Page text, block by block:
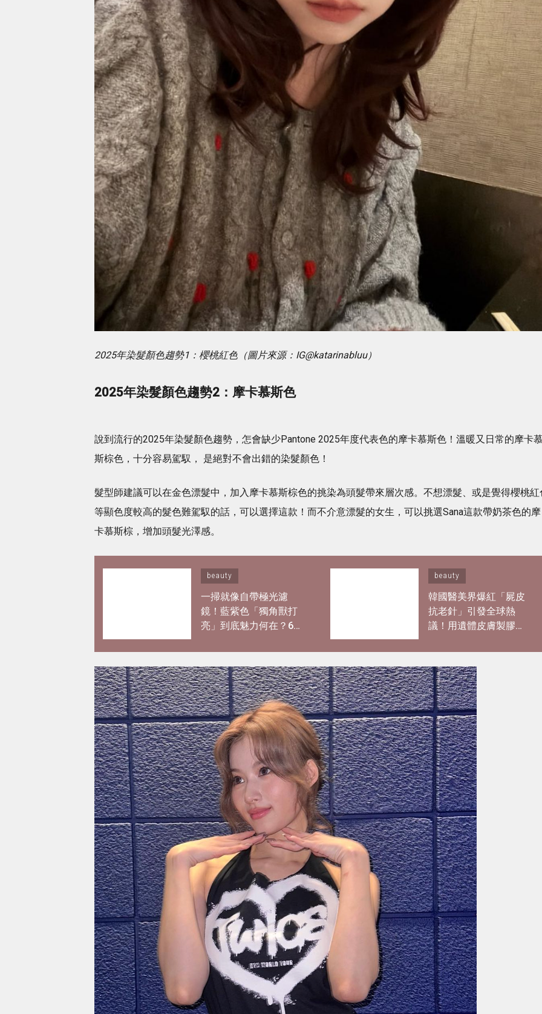
2025年染髮顏色趨勢1：櫻桃紅色（圖片來源：IG@katarinabluu）
2025年染髮顏色趨勢2：摩卡慕斯色
說到流行的2025年染髮顏色趨勢，怎會缺少Pantone 2025年度代表色的摩卡慕斯色！溫暖又日常的摩卡
斯棕色，十分容易駕馭， 是絕對不會出錯的染髮顏色！
髮型師建議可以在金色漂髮中，加入摩卡慕斯棕色的挑染為頭髮帶來層次感。不想漂髮、或是覺得櫻桃紅
等顯色度較高的髮色難駕馭的話，可以選擇這款！而不介意漂髮的女生，可以挑選Sana這款帶奶茶色的摩
卡慕斯棕，增加頭髮光澤感。
beauty
一掃就像自帶極光濾
鏡！藍紫色「獨角獸打
亮」到底魅力何在？6款
韓妞空靈仙氣妝感
beauty
韓國醫美界爆紅「屍皮
抗老針」引發全球熱
議！用遺體皮膚製膠原
極致但還原BB肌」